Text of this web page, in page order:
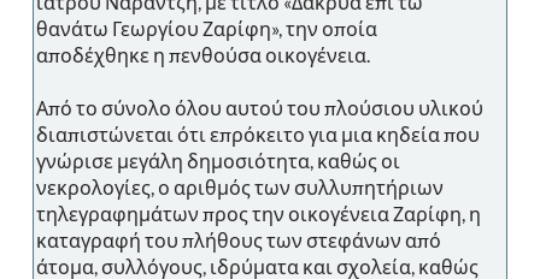
θανάτω Γεωργίου Ζαρίφη», την οποία
αποδέχθηκε η πενθούσα οικογένεια.
Από το σύνολο όλου αυτού του πλούσιου υλικού
διαπιστώνεται ότι επρόκειτο για μια κηδεία που
γνώρισε μεγάλη δημοσιότητα, καθώς οι
νεκρολογίες, ο αριθμός των συλλυπητήριων
τηλεγραφημάτων προς την οικογένεια Ζαρίφη, η
καταγραφή του πλήθους των στεφάνων από
άτομα, συλλόγους, ιδρύματα και σχολεία, καθώς